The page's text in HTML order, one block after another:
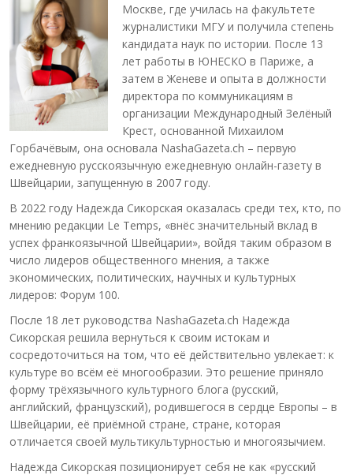
Москве, где училась на факультете
журналистики МГУ и получила степень
кандидата наук по истории. После 13
лет работы в ЮНЕСКО в Париже, а
затем в Женеве и опыта в должности
директора по коммуникациям в
организации Международный Зелёный
Крест, основанной Михаилом
Горбачёвым, она основала NashaGazeta.ch – первую
ежедневную русскоязычную ежедневную онлайн-газету в
Швейцарии, запущенную в 2007 году.
В 2022 году Надежда Сикорская оказалась среди тех, кто, по
мнению редакции Le Temps, «внёс значительный вклад в
успех франкоязычной Швейцарии», войдя таким образом в
число лидеров общественного мнения, а также
экономических, политических, научных и культурных
лидеров: Форум 100.
После 18 лет руководства NashaGazeta.ch Надежда
Сикорская решила вернуться к своим истокам и
сосредоточиться на том, что её действительно увлекает: к
культуре во всём её многообразии. Это решение приняло
форму трёхязычного культурного блога (русский,
английский, французский), родившегося в сердце Европы – в
Швейцарии, её приёмной стране, стране, которая
отличается своей мультикультурностью и многоязычием.
Надежда Сикорская позиционирует себя не как «русский